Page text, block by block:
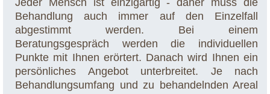
Behandlung auch immer auf den Einzelfall
abgestimmt werden. Bei einem
Beratungsgespräch werden die individuellen
Punkte mit Ihnen erörtert. Danach wird Ihnen ein
persönliches Angebot unterbreitet. Je nach
Behandlungsumfang und zu behandelnden Areal